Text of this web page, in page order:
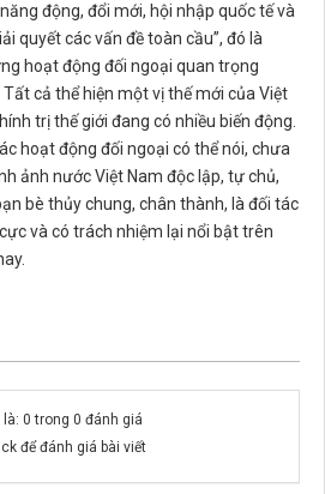
động, đổi mới, hội nhập quốc tế và
quyết các vấn đề toàn cầu”, đó là
hoạt động đối ngoại quan trọng
cả thể hiện một vị thế mới của Việt
trị thế giới đang có nhiều biến động.
hoạt động đối ngoại có thể nói, chưa
ảnh nước Việt Nam độc lập, tự chủ,
bè thủy chung, chân thành, là đối tác
và có trách nhiệm lại nổi bật trên
0 trong 0 đánh giá
để đánh giá bài viết